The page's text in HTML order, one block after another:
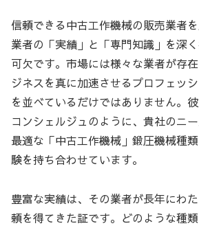
信頼できる中古工作機械の販売業者
業者の「実績」と「専門知識」を深
可欠です。市場には様々な業者が存
ジネスを真に加速させるプロフェッ
を並べているだけではありません。
コンシェルジュのように、貴社のニー
最適な「中古工作機械」鍛圧機械種
験を持ち合わせています。
豊富な実績は、その業者が長年にわ
頼を得てきた証です。どのような種